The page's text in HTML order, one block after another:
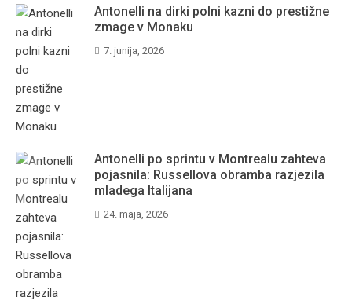
Antonelli na dirki polni kazni do prestižne
zmage v Monaku
7. junija, 2026
Antonelli po sprintu v Montrealu zahteva
pojasnila: Russellova obramba razjezila
mladega Italijana
24. maja, 2026